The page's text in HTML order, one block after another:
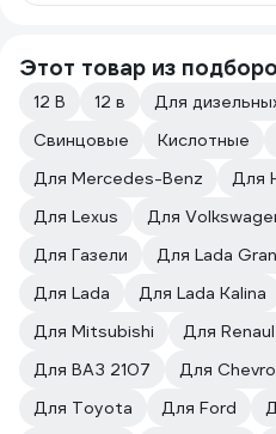
Этот товар из
12 В 12 в Для
Свинцовые
Кислотные
Для Mercedes-Benz
Для
Для Lexus
Для
Для Газели
Для Lada
Для Lada
Для Lada Kalina
Для Mitsubishi
Для
Для ВАЗ 2107
Для
Для Toyota
Для Ford